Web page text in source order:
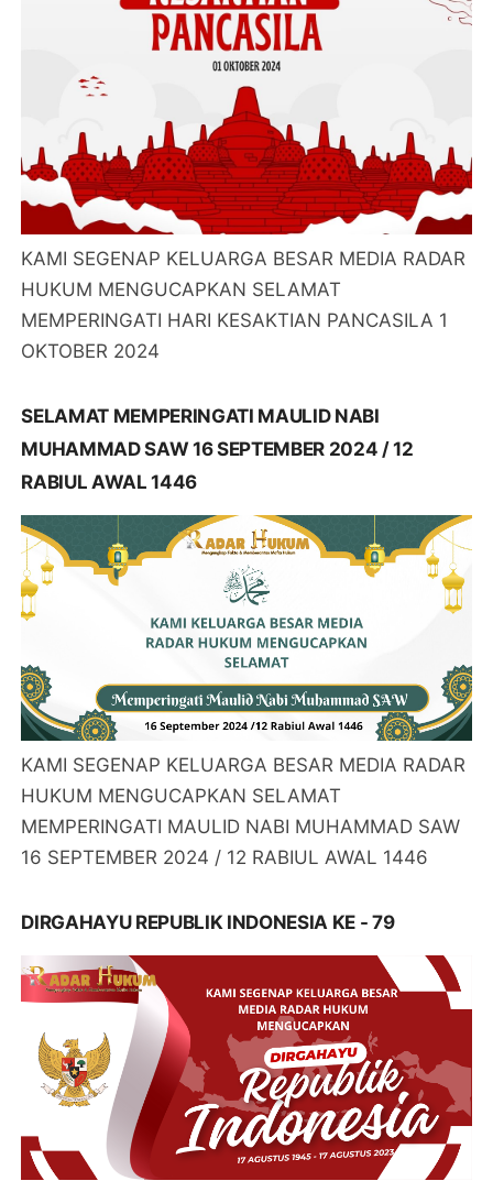
KAMI SEGENAP KELUARGA BESAR MEDIA RADAR
HUKUM MENGUCAPKAN SELAMAT
MEMPERINGATI HARI KESAKTIAN PANCASILA 1
OKTOBER 2024
SELAMAT MEMPERINGATI MAULID NABI
MUHAMMAD SAW 16 SEPTEMBER 2024 / 12
RABIUL AWAL 1446
KAMI SEGENAP KELUARGA BESAR MEDIA RADAR
HUKUM MENGUCAPKAN SELAMAT
MEMPERINGATI MAULID NABI MUHAMMAD SAW
16 SEPTEMBER 2024 / 12 RABIUL AWAL 1446
DIRGAHAYU REPUBLIK INDONESIA KE - 79